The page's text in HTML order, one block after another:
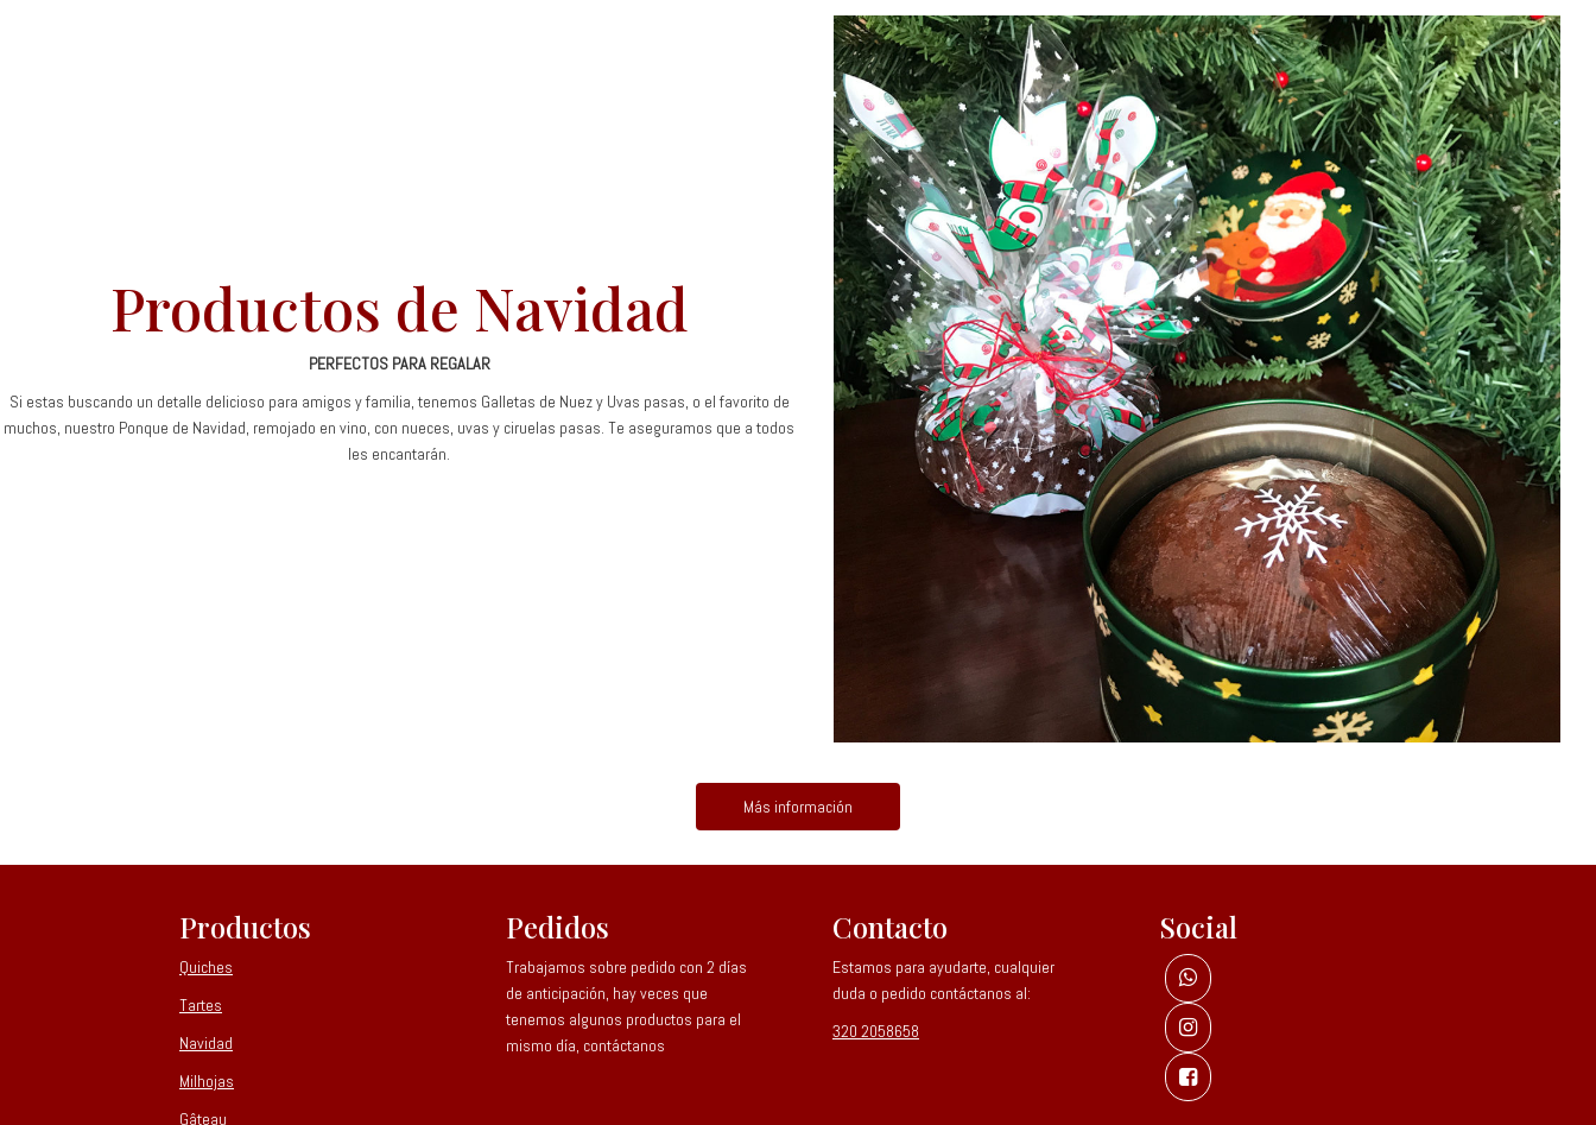
Productos de Navidad
PERFECTOS PARA REGALAR
Si estas buscando un detalle delicioso para amigos y familia, tenemos Galletas de Nuez y Uvas pasas, o el favorito de
muchos, nuestro Ponque de Navidad, remojado en vino, con nueces, uvas y ciruelas pasas. Te aseguramos que a todos
les encantarán.
Más información
Productos
Quiches
Tartes
Navidad
Milhojas
Gâteau
Pedidos
Trabajamos sobre pedido con 2 días
de anticipación, hay veces que
tenemos algunos productos para el
mismo día, contáctanos
Contacto
Estamos para ayudarte, cualquier
duda o pedido contáctanos al:
320 2058658
Social